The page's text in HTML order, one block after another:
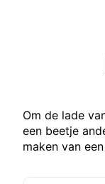
Om de lade
een beetje
maken van